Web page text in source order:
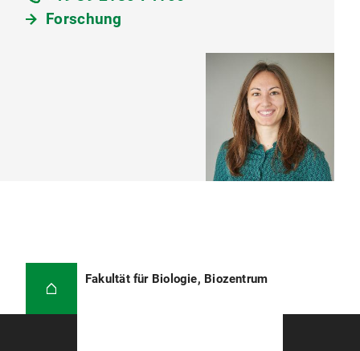
Forschung
Fakultät für Biologie, Biozentrum